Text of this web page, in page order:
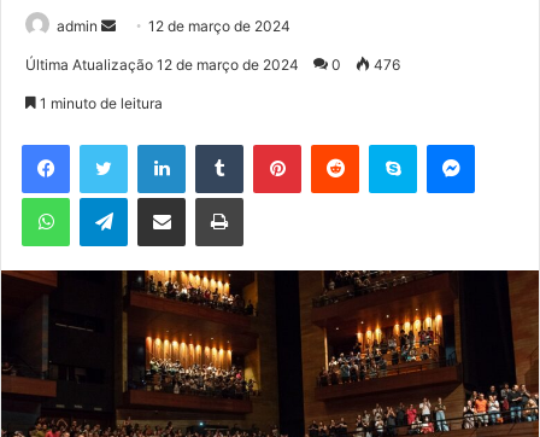
admin
d
e
m
m
a
12 de março de 2024
Última Atualização 12 de março de 2024 0 476
1 minuto de leitura
Telegram